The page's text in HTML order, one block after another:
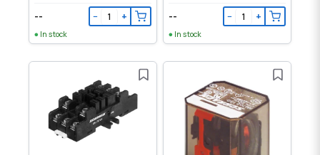
-- − +
In stock
-- − +
In stock